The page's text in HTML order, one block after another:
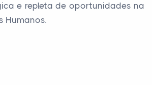
e repleta de oportunidades na
Humanos.